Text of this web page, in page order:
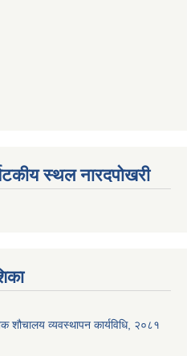
स्थल नारदपोखरी
शौचालय व्यवस्थापन कार्यविधि, २०८१